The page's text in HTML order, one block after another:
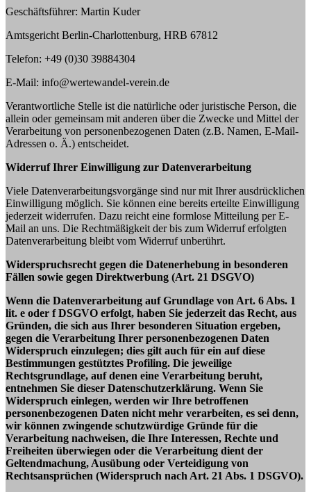
Geschäftsführer: Martin Kuder
Amtsgericht Berlin-Charlottenburg, HRB 67812
Telefon: +49 (0)30 39884304
E-Mail: info@wertewandel-verein.de
Verantwortliche Stelle ist die natürliche oder juristische Person, die
allein oder gemeinsam mit anderen über die Zwecke und Mittel der
Verarbeitung von personenbezogenen Daten (z.B. Namen, E-Mail-
Adressen o. Ä.) entscheidet.
Widerruf Ihrer Einwilligung zur Datenverarbeitung
Viele Datenverarbeitungsvorgänge sind nur mit Ihrer ausdrücklichen
Einwilligung möglich. Sie können eine bereits erteilte Einwilligung
jederzeit widerrufen. Dazu reicht eine formlose Mitteilung per E-
Mail an uns. Die Rechtmäßigkeit der bis zum Widerruf erfolgten
Datenverarbeitung bleibt vom Widerruf unberührt.
Widerspruchsrecht gegen die Datenerhebung in besonderen
Fällen sowie gegen Direktwerbung (Art. 21 DSGVO)
Wenn die Datenverarbeitung auf Grundlage von Art. 6 Abs. 1
lit. e oder f DSGVO erfolgt, haben Sie jederzeit das Recht, aus
Gründen, die sich aus Ihrer besonderen Situation ergeben,
gegen die Verarbeitung Ihrer personenbezogenen Daten
Widerspruch einzulegen; dies gilt auch für ein auf diese
Bestimmungen gestütztes Profiling. Die jeweilige
Rechtsgrundlage, auf denen eine Verarbeitung beruht,
entnehmen Sie dieser Datenschutzerklärung. Wenn Sie
Widerspruch einlegen, werden wir Ihre betroffenen
personenbezogenen Daten nicht mehr verarbeiten, es sei denn,
wir können zwingende schutzwürdige Gründe für die
Verarbeitung nachweisen, die Ihre Interessen, Rechte und
Freiheiten überwiegen oder die Verarbeitung dient der
Geltendmachung, Ausübung oder Verteidigung von
Rechtsansprüchen (Widerspruch nach Art. 21 Abs. 1 DSGVO).